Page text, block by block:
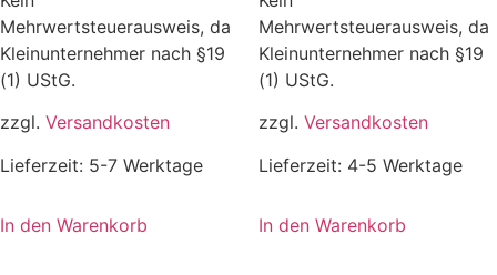
Mehrwertsteuerausweis, da
Kleinunternehmer nach §19
(1) UStG.
zzgl. Versandkosten
Lieferzeit: 5-7 Werktage
In den Warenkorb
Mehrwertsteuerausweis, da
Kleinunternehmer nach §19
(1) UStG.
zzgl. Versandkosten
Lieferzeit: 4-5 Werktage
In den Warenkorb